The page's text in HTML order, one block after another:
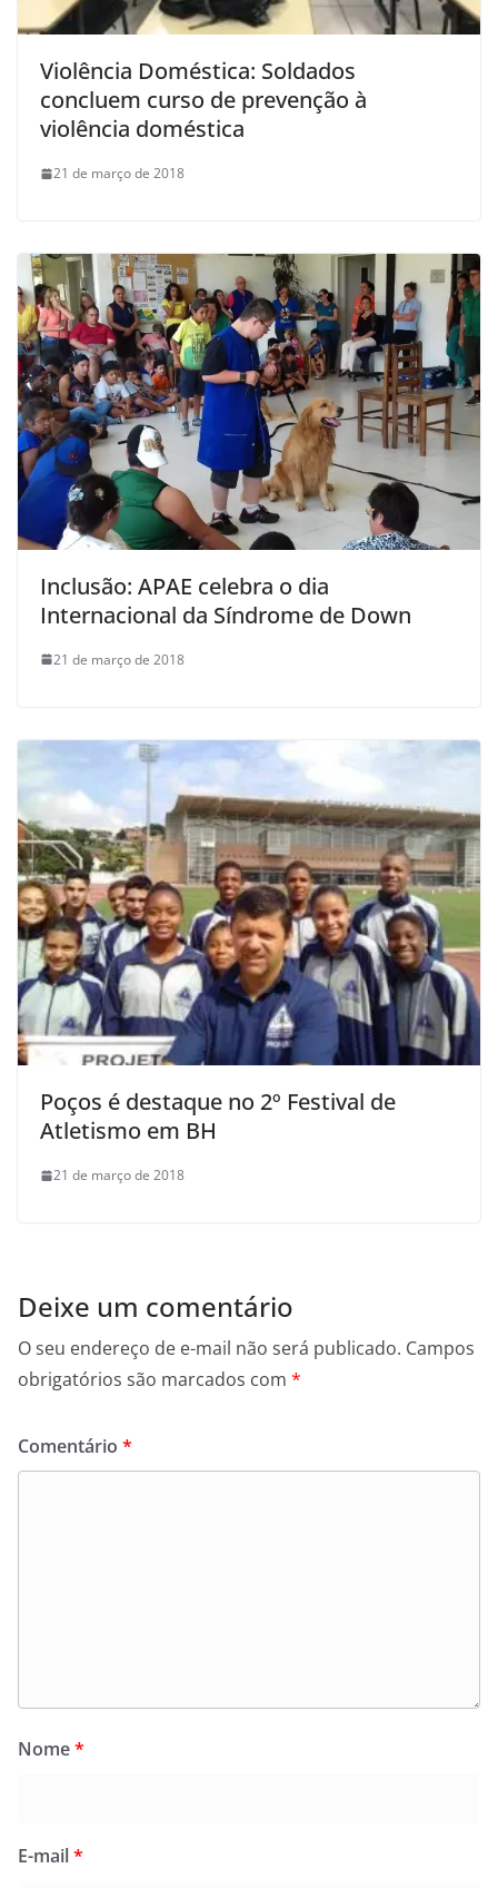
Violência Doméstica: Soldados
concluem curso de prevenção à
violência doméstica
21 de março de 2018
Inclusão: APAE celebra o dia
Internacional da Síndrome de Down
21 de março de 2018
Poços é destaque no 2º Festival de
Atletismo em BH
21 de março de 2018
Deixe um comentário
O seu endereço de e-mail não será publicado. Campos
obrigatórios são marcados com *
Comentário *
Nome*
E-mail*